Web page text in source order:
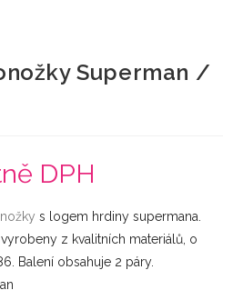
Superman /
DPH
s logem hrdiny supermana.
z kvalitních materiálů, o
Balení obsahuje 2 páry.